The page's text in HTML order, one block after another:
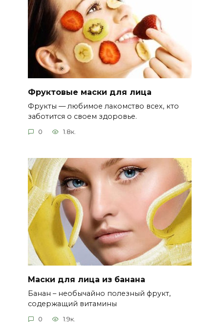
Фруктовые маски для лица
Фрукты — любимое лакомство всех, кто
заботится о своем здоровье.
0 1.8к.
Маски для лица из банана
Банан – необычайно полезный фрукт,
содержащий витамины
0 1.9к.